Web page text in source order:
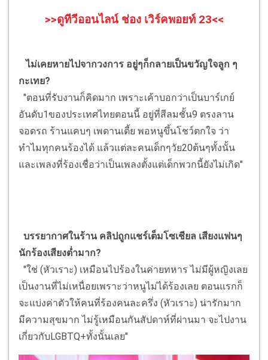
>>ดูทีวีออนไลน์ ช่อง เวิร์คพอยท์ 23<<
ไม่เคยหายไปจากวงการ อยู่ๆก็กลายเป็นขวัญใจลูก ๆ
กะเทย?
"ตอนที่รับงานก็คิดมาก เพราะเค้าบอกว่าเป็นบาร์เกย์
อันดับ1ของประเทศไทยตอนนี้ อยู่ที่สีลมชั้น9 ตรงลาน
จอดรถ ร้านแคบๆ เพดานเตี้ย พอหนูขึ้นโชว์ตกใจ ว่า
ทำไมทุกคนร้องได้ แล้วแต่ละคนเด็กๆวัย20ต้นๆทั้งนั้น
และเพลงที่ร้องเชื่อว่าเป็นเพลงตั้งแต่เด็กพวกนี้ยังไม่เกิด"
บรรยากาศในร้าน คลิปถูกแชร์เต็มโซเชียล เสียงแฟนๆ
นักร้องเสียงต่ำมาก?
"ใช่ (หัวเราะ) เหมือนไปร้องในค่ายทหาร ไม่มีผู้หญิงเลย
เป็นงานที่ไม่เหนื่อยเพราะว่าหนูไม่ได้ร้องเลย ตอนแรกก็
จะแบ่งค่าตัวให้คนที่ร้องคนละครึ่ง (หัวเราะ) น่ารักมาก
มีความสุขมาก ไม่รู้เหมือนกันสัปดาห์ที่ผ่านมา จะไปงาน
เกี่ยวกับLGBTQ+ทั้งนั้นเลย"